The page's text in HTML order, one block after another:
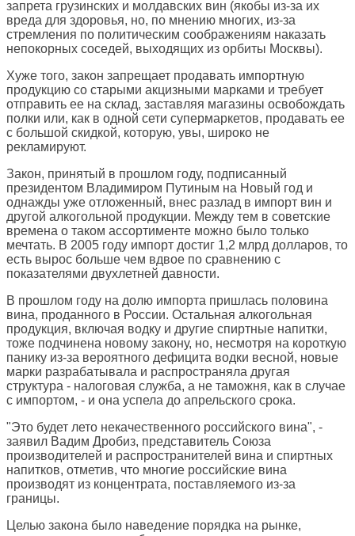
запрета грузинских и молдавских вин (якобы из-за их
вреда для здоровья, но, по мнению многих, из-за
стремления по политическим соображениям наказать
непокорных соседей, выходящих из орбиты Москвы).
Хуже того, закон запрещает продавать импортную
продукцию со старыми акцизными марками и требует
отправить ее на склад, заставляя магазины освобождать
полки или, как в одной сети супермаркетов, продавать ее
с большой скидкой, которую, увы, широко не
рекламируют.
Закон, принятый в прошлом году, подписанный
президентом Владимиром Путиным на Новый год и
однажды уже отложенный, внес разлад в импорт вин и
другой алкогольной продукции. Между тем в советские
времена о таком ассортименте можно было только
мечтать. В 2005 году импорт достиг 1,2 млрд долларов, то
есть вырос больше чем вдвое по сравнению с
показателями двухлетней давности.
В прошлом году на долю импорта пришлась половина
вина, проданного в России. Остальная алкогольная
продукция, включая водку и другие спиртные напитки,
тоже подчинена новому закону, но, несмотря на короткую
панику из-за вероятного дефицита водки весной, новые
марки разрабатывала и распространяла другая
структура - налоговая служба, а не таможня, как в случае
с импортом, - и она успела до апрельского срока.
"Это будет лето некачественного российского вина", -
заявил Вадим Дробиз, представитель Союза
производителей и распространителей вина и спиртных
напитков, отметив, что многие российские вина
производят из концентрата, поставляемого из-за
границы.
Целью закона было наведение порядка на рынке,